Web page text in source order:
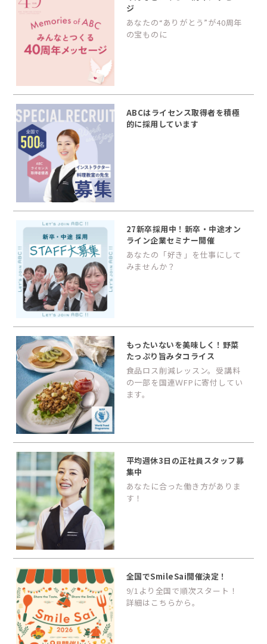
ジ
あなたの“ありがとう”が40周年
の宝ものに
ABCはライセンス取得者を積極
的に採用しています
27新卒採用中！新卒・中途オン
ライン企業セミナー開催
あなたの「好き」を仕事にして
みませんか？
もったいないを美味しく！野菜
たっぷり旨みタコライス
食品ロス削減レッスン。受講料
の一部を国連ＷFPに寄付してい
ます。
平均週休3日の正社員スタッフ募
集中
あなたに合った働き方がありま
す！
全国でSmileSai開催決定！
9/1より全国で順次スタート！
詳細はこちらから。